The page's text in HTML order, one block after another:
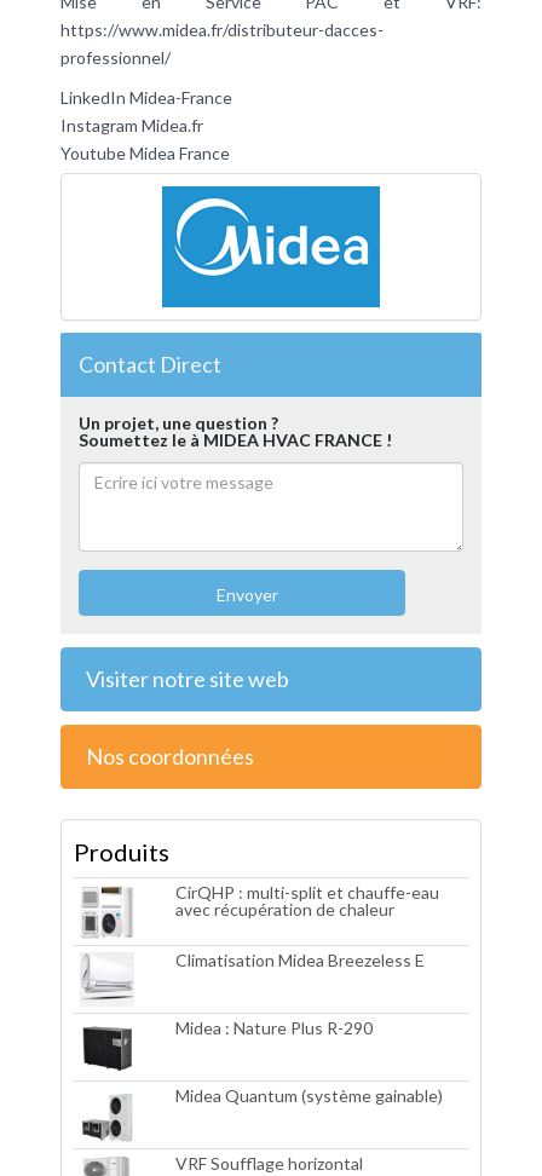
https://www.midea.fr/distributeur-dacces-
professionnel/
LinkedIn Midea-France
Instagram Midea.fr
Youtube Midea France
Contact Direct
Un projet, une question ?
Soumettez le à MIDEA HVAC FRANCE !
Envoyer
Visiter notre site web
Nos coordonnées
Produits
CirQHP : multi-split et chauffe-eau
avec récupération de chaleur
Climatisation Midea Breezeless E
Midea : Nature Plus R-290
Midea Quantum (système gainable)
VRF Soufflage horizontal